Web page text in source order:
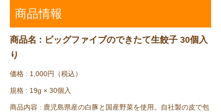
商品情報
商品名 : ビッグファイブのできたて生餃子 30個入
り
価格 : 1,000円（税込）
規格 : 19g × 30個入
商品内容 : 鹿児島県産の白豚と国産野菜を使用。自社製の皮で包